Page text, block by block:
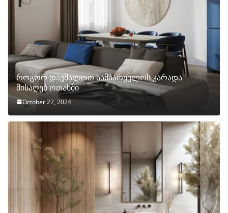
როგორ დავმალოთ სამზარეულოს კარადა
მისაღებ ოთახში
October 27, 2024